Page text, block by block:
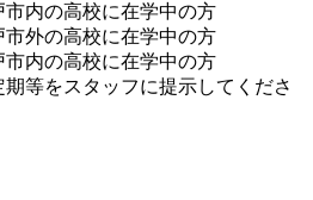
市内の高校に在学中の方
市外の高校に在学中の方
市内の高校に在学中の方
等をスタッフに提示してくださ